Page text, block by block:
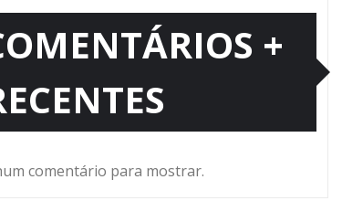
+
comentário para mostrar.